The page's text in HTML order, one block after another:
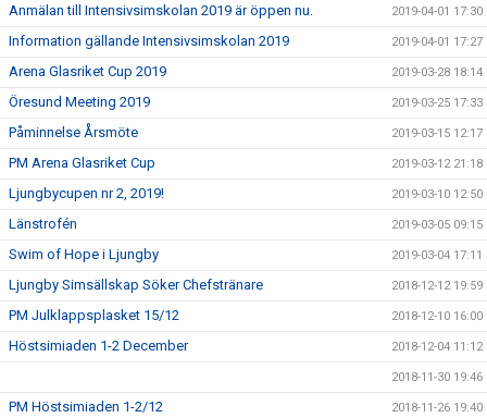
Anmälan till Intensivsimskolan 2019 är öppen nu. 2019-04-01 17:30
Information gällande Intensivsimskolan 2019 2019-04-01 17:27
Arena Glasriket Cup 2019 2019-03-28 18:14
Öresund Meeting 2019 2019-03-25 17:33
Påminnelse Årsmöte 2019-03-15 12:17
PM Arena Glasriket Cup 2019-03-12 21:18
Ljungbycupen nr 2, 2019! 2019-03-10 12:50
Länstrofén 2019-03-05 09:15
Swim of Hope i Ljungby 2019-03-04 17:11
Ljungby Simsällskap Söker Chefstränare 2018-12-12 19:59
PM Julklappsplasket 15/12 2018-12-10 16:00
Höstsimiaden 1-2 December 2018-12-04 11:12
2018-11-30 19:46
PM Höstsimiaden 1-2/12 2018-11-26 19:40